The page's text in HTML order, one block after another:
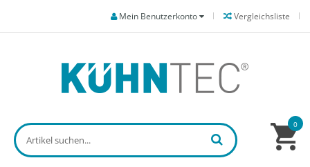
Vergleichsliste
Mein Benutzerkonto
0